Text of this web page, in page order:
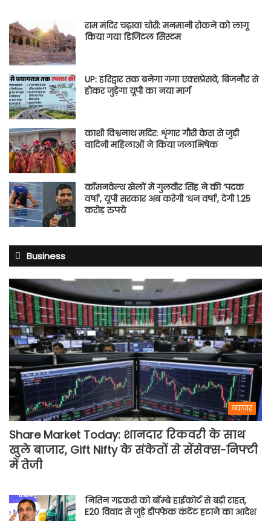
राम मंदिर चढ़ावा चोरी: मनमानी रोकने को लागू
किया गया डिजिटल सिस्टम
UP: हरिद्वार तक बनेगा गंगा एक्सप्रेसवे, बिजनौर से
होकर जुड़ेगा यूपी का नया मार्ग
काशी विश्वनाथ मदिर: शृंगार गौरी केस से जुड़ी
वादिनी महिलाओं ने किया जलाभिषेक
कॉमनवेल्थ खेलों में गुलवीर सिंह ने की ‘पदक
वर्षा’, यूपी सरकार अब करेगी ‘धन वर्षा’, देगी 1.25
करोड़ रुपये
Business
व्यापार
Share Market Today: शानदार रिकवरी के साथ
खुले बाजार, Gift Nifty के संकेतों से सेंसेक्स-निफ्टी
में तेजी
नितिन गडकरी को बॉम्बे हाईकोर्ट से बड़ी राहत,
E20 विवाद से जुड़े डीपफेक कंटेंट हटाने का आदेश